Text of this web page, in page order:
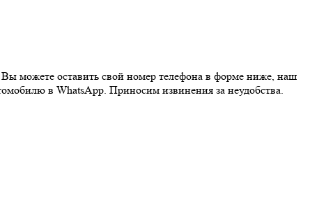
можете оставить свой номер телефона в форме ниже, наш
в WhatsApp. Приносим извинения за неудобства.